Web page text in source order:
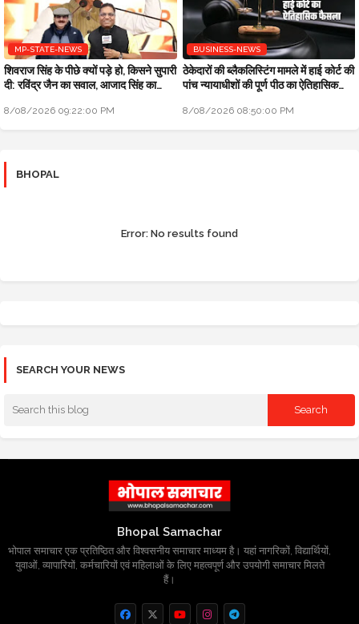
MP-STATE-NEWS
शिवराज सिंह के पीछे क्यों पड़े हो, किसने सुपारी
दी: रविंद्र जैन का सवाल, आजाद सिंह का
8/08/2026 09:22:00 PM
BUSINESS-NEWS
ठेकेदारों की ब्लैकलिस्टिंग मामले में हाई कोर्ट की
पांच न्यायाधीशों की पूर्ण पीठ का ऐतिहासिक
8/08/2026 08:50:00 PM
BHOPAL
Error: No results found
SEARCH YOUR NEWS
Bhopal Samachar
भोपाल समाचार एक प्रतिष्ठित और विश्वसनीय समाचार माध्यम है। यहां नागरिकों, विद्यार्थियों,
युवाओं, व्यापारियों, कर्मचारियों एवं महिलाओं के लिए महत्वपूर्ण और उपयोगी समाचार मिलते
हैं।